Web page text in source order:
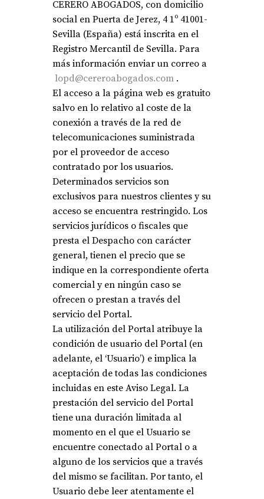
CERERO ABOGADOS, con domicilio
social en Puerta de Jerez, 4 1º 41001-
Sevilla (España) está inscrita en el
Registro Mercantil de Sevilla. Para
más información enviar un correo a
lopd@cereroabogados.com .
El acceso a la página web es gratuito
salvo en lo relativo al coste de la
conexión a través de la red de
telecomunicaciones suministrada
por el proveedor de acceso
contratado por los usuarios.
Determinados servicios son
exclusivos para nuestros clientes y su
acceso se encuentra restringido. Los
servicios jurídicos o fiscales que
presta el Despacho con carácter
general, tienen el precio que se
indique en la correspondiente oferta
comercial y en ningún caso se
ofrecen o prestan a través del
servicio del Portal.
La utilización del Portal atribuye la
condición de usuario del Portal (en
adelante, el ‘Usuario’) e implica la
aceptación de todas las condiciones
incluidas en este Aviso Legal. La
prestación del servicio del Portal
tiene una duración limitada al
momento en el que el Usuario se
encuentre conectado al Portal o a
alguno de los servicios que a través
del mismo se facilitan. Por tanto, el
Usuario debe leer atentamente el